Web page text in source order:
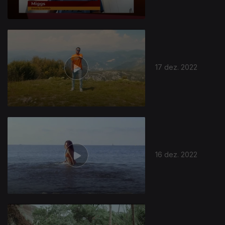
17 dez. 2022
16 dez. 2022